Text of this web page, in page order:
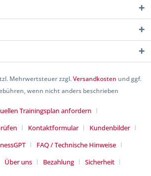
Mehrwertsteuer zzgl.Versandkosten und ggf.
wenn nicht anders beschrieben
Trainingsplan anfordern
Kontaktformular
Kundenbilder
FAQ / Technische Hinweise
Über uns Bezahlung
Sicherheit